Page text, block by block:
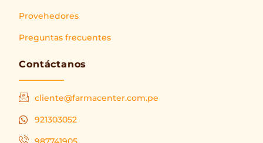
Provehedores
Preguntas frecuentes
Contáctanos
cliente@farmacenter.com.pe
921303052